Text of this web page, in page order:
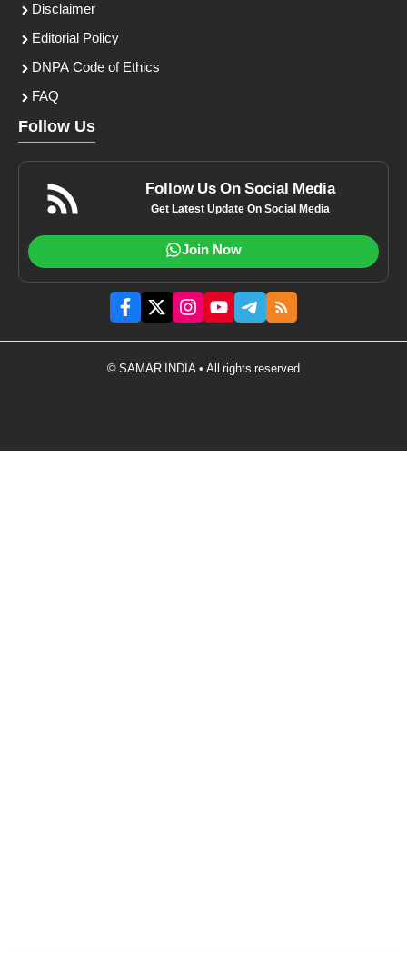
Disclaimer
Editorial Policy
DNPA Code of Ethics
FAQ
Follow Us
Follow Us On Social Media
Get Latest Update On Social Media
Join Now
© SAMAR INDIA • All rights reserved